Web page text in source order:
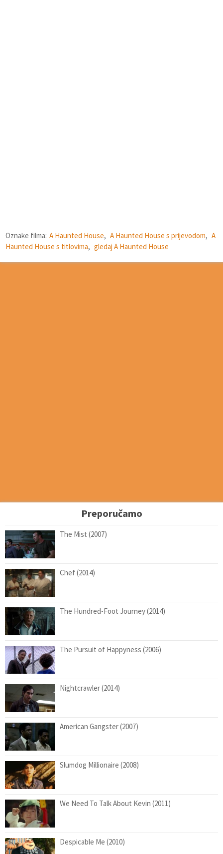
Oznake filma: A Haunted House, A Haunted House s prijevodom, A
Haunted House s titlovima, gledaj A Haunted House
Preporučamo
The Mist (2007)
Chef (2014)
The Hundred-Foot Journey (2014)
The Pursuit of Happyness (2006)
Nightcrawler (2014)
American Gangster (2007)
Slumdog Millionaire (2008)
We Need To Talk About Kevin (2011)
Despicable Me (2010)